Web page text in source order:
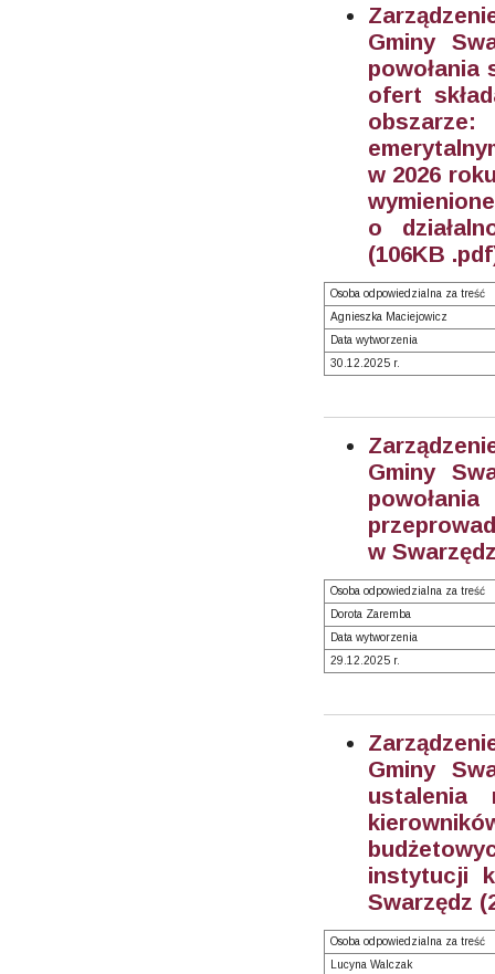
Gminy
powołania
ofert
w 2026
o
(106KB
Osoba odpowiedzialna za treść
Agnieszka Maciejowicz
Data wytworzenia
30.12.2025 r.
Gminy
w
Osoba odpowiedzialna za treść
Dorota Zaremba
Data wytworzenia
29.12.2025 r.
Gminy
ustalenia
instytucji
Swarzędz
Osoba odpowiedzialna za treść
Lucyna Walczak